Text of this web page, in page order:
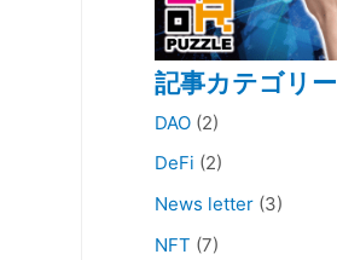
記事カテゴリー
DAO (2)
DeFi (2)
News letter (3)
NFT (7)